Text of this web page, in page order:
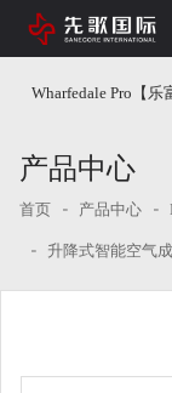
Wharfedale Pro【乐
产品中心
首页 产品中心
升降式智能空气